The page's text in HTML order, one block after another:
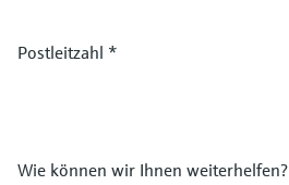
Postleitzahl *
Wie können wir Ihnen weiterhelfen?